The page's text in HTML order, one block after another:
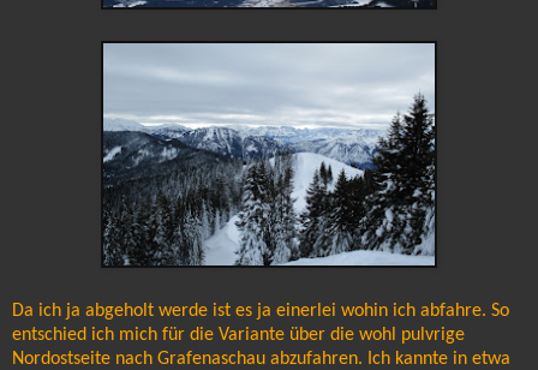
Da ich ja abgeholt werde ist es ja einerlei wohin ich abfahre. So
entschied ich mich für die Variante über die wohl pulvrige
Nordostseite nach Grafenaschau abzufahren. Ich kannte in etwa